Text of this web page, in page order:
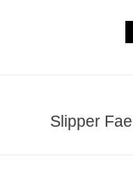
Slipper